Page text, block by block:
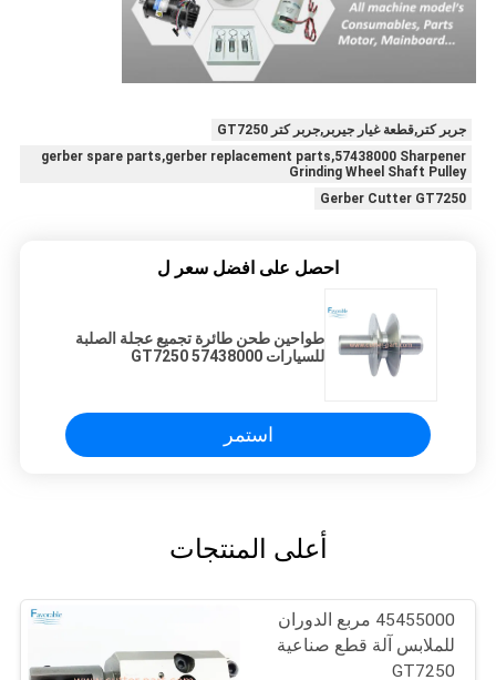
جربر كتر,قطعة غيار جيربر,جربر كتر GT7250
gerber spare parts,gerber replacement parts,57438000 Sharpener
Grinding Wheel Shaft Pulley
Gerber Cutter GT7250
احصل على افضل سعر ل
طواحين طحن طائرة تجميع عجلة الصلبة
للسيارات GT7250 57438000
استمر
أعلى المنتجات
45455000 مربع الدوران
للملابس آلة قطع صناعية
GT7250